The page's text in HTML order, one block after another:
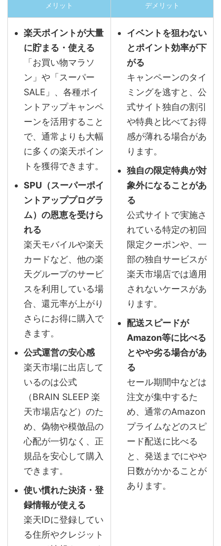
メリット デメリット
楽天ポイントが大量
に貯まる・使える
「お買い物マラソ
ン」や「スーパー
SALE」、各種ポイ
ントアップキャンペ
ーンを活用すること
で、通常よりも大幅
に多くの楽天ポイン
トを獲得できます。
SPU（スーパーポイ
ントアッププログラ
ム）の恩恵を受けら
れる
楽天モバイルや楽天
カードなど、他の楽
天グループのサービ
スを利用している場
合、還元率が上がり
さらにお得に購入で
きます。
公式運営の安心感
楽天市場に出店して
いるのは公式
（BRAIN SLEEP 楽
天市場店など）のた
め、偽物や模倣品の
心配が一切なく、正
規品を安心して購入
できます。
使い慣れた決済・登
録情報が使える
楽天IDに登録してい
る住所やクレジット
イベントを狙わない
とポイント効率が下
がる
キャンペーンのタイ
ミングを逃すと、公
式サイト独自の割引
や特典と比べてお得
感が薄れる場合があ
ります。
独自の限定特典が対
象外になることがあ
る
公式サイトで実施さ
れている特定の初回
限定クーポンや、一
部の独自サービスが
楽天市場店では適用
されないケースがあ
ります。
配送スピードが
Amazon等に比べる
とやや劣る場合があ
る
セール期間中などは
注文が集中するた
め、通常のAmazon
プライムなどのスピ
ード配送に比べる
と、発送までにやや
日数がかかることが
あります。